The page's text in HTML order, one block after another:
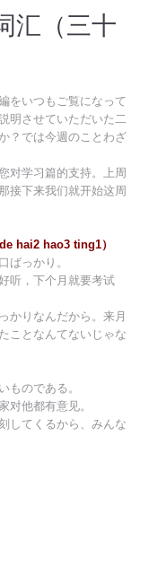
汇（三十
をいつもご覧になって
明させていただいた二
？では今週のことわざ
对学习篇的支持。上周
接下来我们就开始这周
hai2 hao3 ting1）
ばっかり。
听，下个月就要考试
かりなんだから。来月
ことなんてないじゃな
ものである。
对他都有意见。
してくるから、みんな